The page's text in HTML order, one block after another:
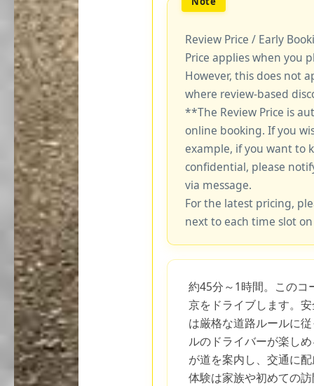
Review Price / Early
Price applies when you
However, this does not
where review-based
**The Review Price is
online booking. If you
example, if you want to
confidential, please
via message.
For the latest pricing,
next to each time slot
約45分～1時間。このコ
京をドライブします。
は厳格な道路ルールに
ルのドライバーが楽し
が道を案内し、交通に
体験は家族や初めての